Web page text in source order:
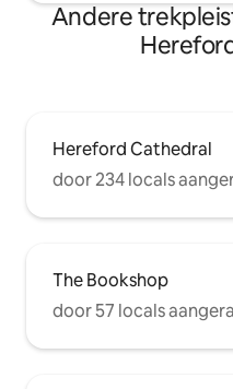
Andere
Hereford Cathedral
door 234 locals
The Bookshop
door 57 locals